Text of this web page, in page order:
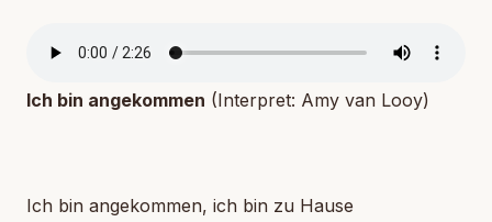
Ich bin angekommen (Interpret: Amy van Looy)
Ich bin angekommen, ich bin zu Hause